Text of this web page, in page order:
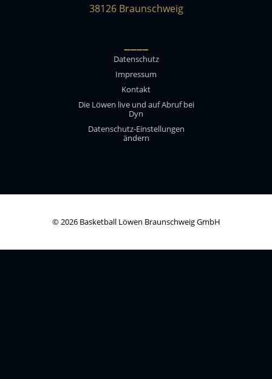
38126 Braunschweig
____
Datenschutz
Impressum
Kontakt
Die Löwen live und auf Abruf bei
Dyn
Datenschutz-Einstellungen
ändern
© 2026 Basketball Löwen Braunschweig GmbH